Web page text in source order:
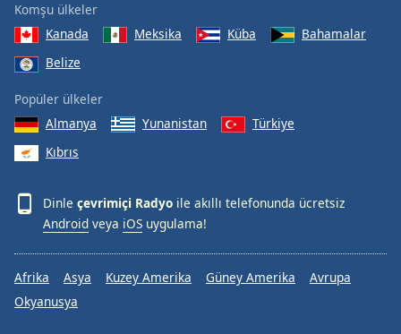
Komşu ülkeler
Kanada
Meksika Küba
Bahamalar
Belize
Popüler ülkeler
Almanya
Yunanistan
Türkiye
Kıbrıs
Dinle çevrimiçi Radyo ile akıllı telefonunda ücretsiz
Android veya iOS uygulama!
Afrika Asya Kuzey Amerika Güney Amerika
Avrupa
Okyanusya